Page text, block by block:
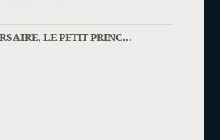
LE PETIT PRINC...